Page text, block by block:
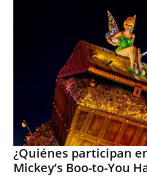
¿Quiénes participan
Mickey’s Boo-to-You